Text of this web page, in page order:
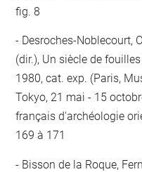
fig. 8
Desroches-Noblecourt,
(dir.), Un siècle de
1980, cat. exp. (Paris,
Tokyo, 21 mai - 15
français d'archéologie
169 à 171
Bisson de la Roque,